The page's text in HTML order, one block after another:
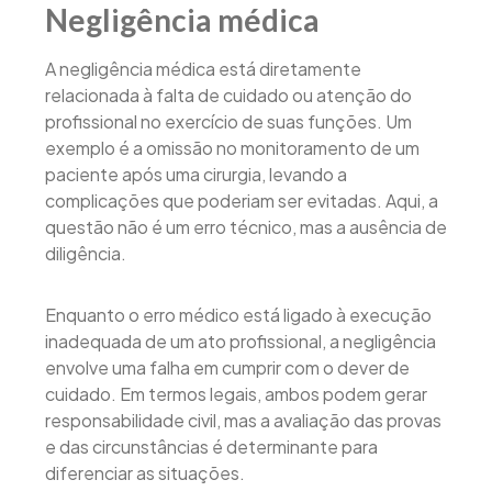
Negligência médica
A negligência médica está diretamente
relacionada à falta de cuidado ou atenção do
profissional no exercício de suas funções. Um
exemplo é a omissão no monitoramento de um
paciente após uma cirurgia, levando a
complicações que poderiam ser evitadas. Aqui, a
questão não é um erro técnico, mas a ausência de
diligência.
Enquanto o erro médico está ligado à execução
inadequada de um ato profissional, a negligência
envolve uma falha em cumprir com o dever de
cuidado. Em termos legais, ambos podem gerar
responsabilidade civil, mas a avaliação das provas
e das circunstâncias é determinante para
diferenciar as situações.